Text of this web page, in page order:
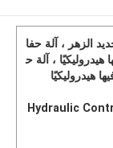
الزهر ، آلة حفا
هيدروليكيًا ، آلة ح
هيدروليكيًا
Hydraulic